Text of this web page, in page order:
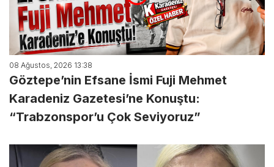
08 Ağustos, 2026 13:38
Göztepe’nin Efsane İsmi Fuji Mehmet
Karadeniz Gazetesi’ne Konuştu:
“Trabzonspor’u Çok Seviyoruz”